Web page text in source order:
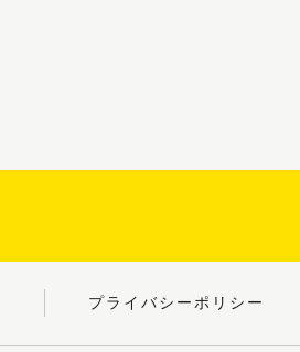
プライバシーポリシー